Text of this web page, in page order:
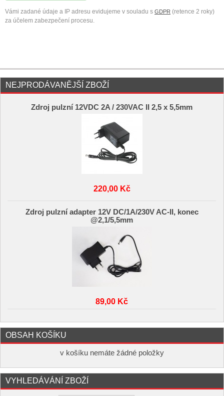
Vámi zadané údaje a IP adresu evidujeme v souladu s GDPR (retence 2 roky)
za účelem zabezpečení procesu.
NEJPRODÁVANĚJŠÍ ZBOŽÍ
Zdroj pulzní 12VDC 2A / 230VAC II 2,5 x 5,5mm
220,00 Kč
Zdroj pulzní adapter 12V DC/1A/230V AC-II, konec
@2,1/5,5mm
89,00 Kč
OBSAH KOŠÍKU
v košíku nemáte žádné položky
VYHLEDÁVÁNÍ ZBOŽÍ